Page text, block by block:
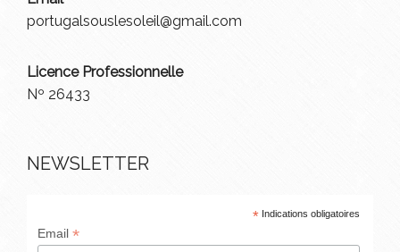
portugalsouslesoleil@gmail.com
Licence Professionnelle
Nº 26433
NEWSLETTER
*Indications obligatoires
Email *